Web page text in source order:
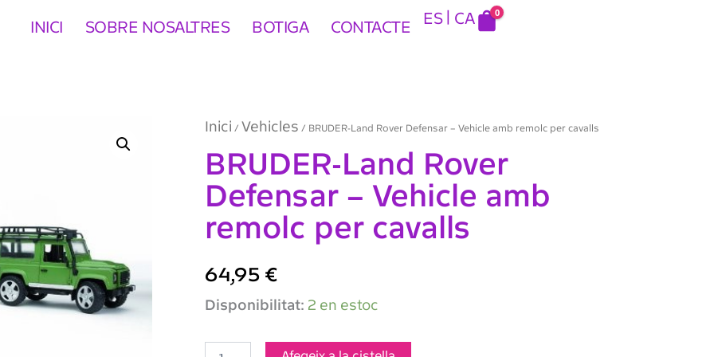
INICI SOBRE NOSALTRES BOTIGA CONTACTE ES CA 0
Inici / Vehicles / BRUDER-Land Rover Defensar – Vehicle amb remolc per cavalls
BRUDER-Land Rover
Defensar – Vehicle amb
remolc per cavalls
64,95 €
Disponibilitat: 2 en estoc
quantitat